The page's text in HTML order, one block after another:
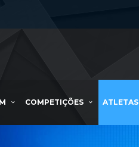
COMPETIÇÕES ATLETAS